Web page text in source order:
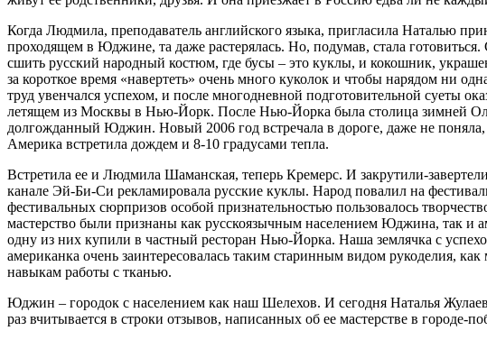
Когда Людмила, преподаватель английского языка, пригласила Наталью
проходящем в Юджине, та даже растерялась. Но, подумав, стала
сшить русский народный костюм, где бусы – это куклы, и кокошник,
за короткое время «навертеть» очень много куколок и чтобы нарядом ни
труд увенчался успехом, и после многодневной подготовительной суеты
летящем из Москвы в Нью-Йорк. После Нью-Йорка была столица зимней
долгожданный Юджин. Новый 2006 год встречала в дороге, даже не
Америка встретила дождем и 8-10 градусами тепла.
Встретила ее и Людмила Шаманская, теперь Кремерс. И закрутили-
канале Эй-Би-Си рекламировала русские куклы. Народ повалил на
фестивальных сюрпризов особой признательностью пользовалось
мастерство были признаны как русскоязычным населением Юджина, так и
одну из них купили в частный ресторан Нью-Йорка. Наша землячка с
американка очень заинтересовалась таким старинным видом рукоделия,
навыкам работы с тканью.
Юджин – городок с населением как наш Шелехов. И сегодня Наталья
раз вчитывается в строки отзывов, написанных об ее мастерстве в городе-